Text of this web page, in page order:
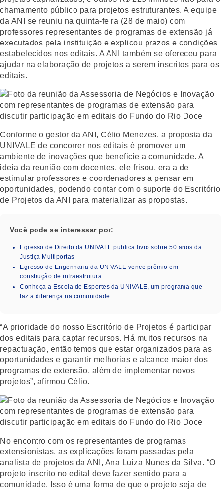
chamamento público para projetos estruturantes. A equipe
da ANI se reuniu na quinta-feira (28 de maio) com
professores representantes de programas de extensão já
executados pela instituição e explicou prazos e condições
estabelecidos nos editais. A ANI também se ofereceu para
ajudar na elaboração de projetos a serem inscritos para os
editais.
Conforme o gestor da ANI, Célio Menezes, a proposta da
UNIVALE de concorrer nos editais é promover um
ambiente de inovações que beneficie a comunidade. A
ideia da reunião com docentes, ele frisou, era a de
estimular professores e coordenadores a pensar em
oportunidades, podendo contar com o suporte do Escritório
de Projetos da ANI para materializar as propostas.
Você pode se interessar por:
Egresso de Direito da UNIVALE publica livro sobre 50 anos da
Justiça Multiportas
Egresso de Engenharia da UNIVALE vence prêmio em
construção de infraestrutura
Conheça a Escola de Esportes da UNIVALE, um programa que
faz a diferença na comunidade
“A prioridade do nosso Escritório de Projetos é participar
dos editais para captar recursos. Há muitos recursos na
repactuação, então temos que estar organizados para as
oportunidades e garantir melhorias e alcance maior dos
programas de extensão, além de implementar novos
projetos”, afirmou Célio.
No encontro com os representantes de programas
extensionistas, as explicações foram passadas pela
analista de projetos da ANI, Ana Luiza Nunes da Silva. “O
projeto inscrito no edital deve fazer sentido para a
comunidade. Isso é uma forma de que o projeto seja de